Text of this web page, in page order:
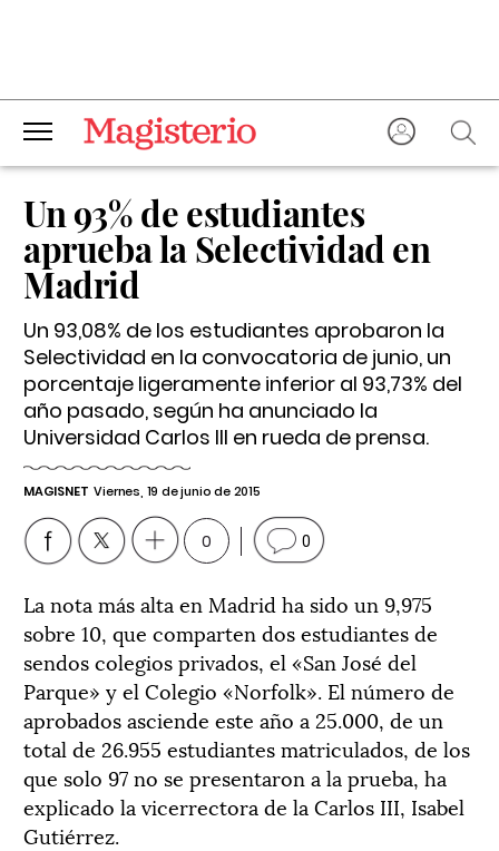
Un 93% de estudiantes
aprueba la Selectividad en
Madrid
Un 93,08% de los estudiantes aprobaron la
Selectividad en la convocatoria de junio, un
porcentaje ligeramente inferior al 93,73% del
año pasado, según ha anunciado la
Universidad Carlos III en rueda de prensa.
MAGISNET Viernes, 19 de junio de 2015
0 0
La nota más alta en Madrid ha sido un 9,975
sobre 10, que comparten dos estudiantes de
sendos colegios privados, el «San José del
Parque» y el Colegio «Norfolk». El número de
aprobados asciende este año a 25.000, de un
total de 26.955 estudiantes matriculados, de los
que solo 97 no se presentaron a la prueba, ha
explicado la vicerrectora de la Carlos III, Isabel
Gutiérrez.